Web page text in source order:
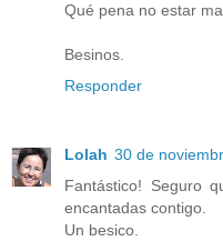
Qué pena no estar
Besinos.
Responder
Lolah 30 de
Fantástico! Seguro
encantadas contigo.
Un besico.